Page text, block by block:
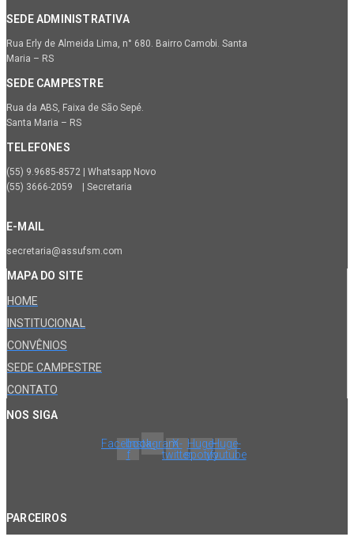
SEDE ADMINISTRATIVA
Rua Erly de Almeida Lima, n° 680. Bairro Camobi. Santa
Maria – RS
SEDE CAMPESTRE
Rua da ABS, Faixa de São Sepé.
Santa Maria – RS
TELEFONES
(55) 9.9685-8572 | Whatsapp Novo
(55) 3666-2059 | Secretaria
E-MAIL
secretaria@assufsm.com
MAPA DO SITE
HOME
INSTITUCIONAL
CONVÊNIOS
SEDE CAMPESTRE
CONTATO
NOS SIGA
Facebook-
f
InstagramX-
twitter
Huge-
spotify
Huge-
youtube
PARCEIROS